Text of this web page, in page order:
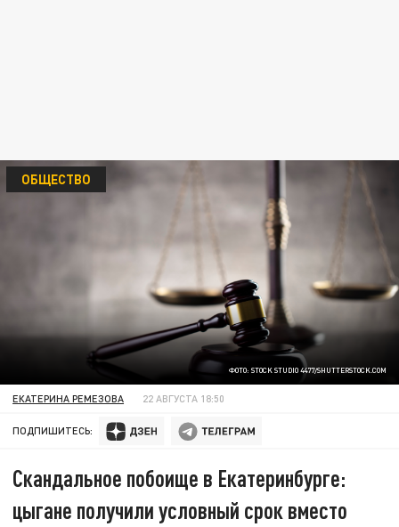
ФОТО: STOCK STUDIO 4477/SHUTTERSTOCK.COM
ОБЩЕСТВО
ЕКАТЕРИНА РЕМЕЗОВА 22 АВГУСТА 18:50
ПОДПИШИТЕСЬ:
Скандальное побоище в Екатеринбурге:
цыгане получили условный срок вместо